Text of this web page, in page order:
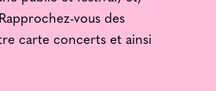
vous des
carte concerts et ainsi